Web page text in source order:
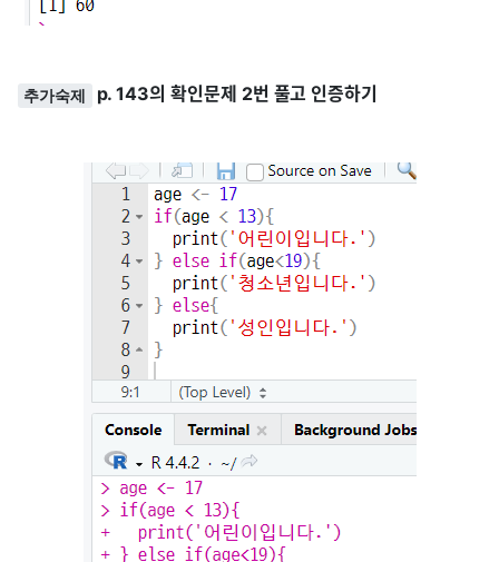
추가숙제 p. 143의 확인문제 2번 풀고 인증하기